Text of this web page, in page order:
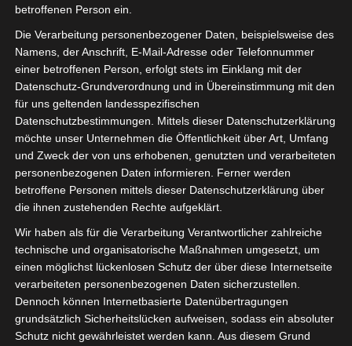
Für die Nutzung von Google Adsense (Google Ireland Limited, Gordon
Barrow Street, Dublin, D04 E5W5, Ireland) benötigen wir laut DSGVO Ihre
Zustimmung. Es werden seitens Google Adsense personenbezogene Daten
erhoben, verarbeitet und gespeichert. Welche Daten genau entnehmen Sie
den Datenschutzbedingungen.
Google Adsenseist deaktiviert. ✓ Erlauben Datenschutzbedingungen
betroffenen Person ein.
Die Verarbeitung personenbezogener Daten, beispielsweise des
Namens, der Anschrift, E-Mail-Adresse oder Telefonnummer
einer betroffenen Person, erfolgt stets im Einklang mit der
Datenschutz-Grundverordnung und in Übereinstimmung mit den
für uns geltenden landesspezifischen
Datenschutzbestimmungen. Mittels dieser Datenschutzerklärung
möchte unser Unternehmen die Öffentlichkeit über Art, Umfang
und Zweck der von uns erhobenen, genutzten und verarbeiteten
personenbezogenen Daten informieren. Ferner werden
betroffene Personen mittels dieser Datenschutzerklärung über
die ihnen zustehenden Rechte aufgeklärt.
Wir haben als für die Verarbeitung Verantwortlicher zahlreiche
technische und organisatorische Maßnahmen umgesetzt, um
einen möglichst lückenlosen Schutz der über diese Internetseite
verarbeiteten personenbezogenen Daten sicherzustellen.
Dennoch können Internetbasierte Datenübertragungen
grundsätzlich Sicherheitslücken aufweisen, sodass ein absoluter
Schutz nicht gewährleistet werden kann. Aus diesem Grund